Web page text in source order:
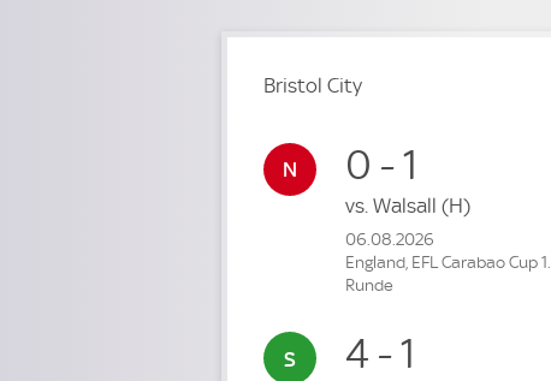
Bristol City
0 - 1
vs. Walsall (H)
06.08.2026
England, EFL Carabao Cup 1.
Runde
4 - 1